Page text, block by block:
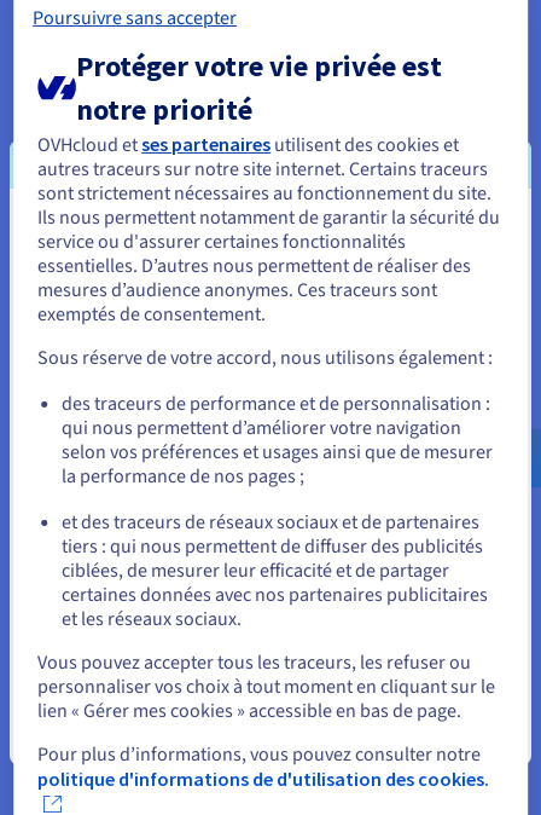
fournisseurs, les changements de prix inattendus ou les
exigences de résidence des données. Pour les applications
traitant des données personnelles ou financières, l'auto-
hébergement est souvent une nécessité de conformité plutôt
qu'une simple préférence.
APIs instantanées pour le Web et le Mobile
Appwrite fournit des SDK prêts à l'emploi pour le web, iOS,
Android, Flutter et les environnements côté serveur. Une fois
déployées sur votre VPS, vos applications peuvent
immédiatement se connecter aux points de terminaison
d'authentification, de base de données, de stockage et de
fonction sans écrire de code backend depuis le début. Cela
accélère considérablement le développement et permet aux
petites équipes de créer des applications complètes tout en
concentrant leurs efforts sur le frontend et l'expérience
utilisateur.
Infrastructure prête pour Docker
Appwrite est distribué et déployé entièrement via Docker,
rendant le processus d'installation cohérent et répétable à
travers différents environnements de serveur. Un VPS
compatible Docker vous permet de déployer Appwrite en
utilisant la commande d'installation officielle et de gérer les
conteneurs de la plateforme avec les outils Docker standards.
Les mises à jour sont appliquées en tirant de nouvelles
images, et les retours en arrière sont simples. Ce modèle
d'infrastructure simplifie les opérations et garantit que votre
Vous semblez être localisé en États-
Unis.
Pour commander, rendez-vous sur le site de votre pays (États-
Allez sur le site États-Unis
us.ovhcloud.com/
Anglais USD - $
ou
Rester sur le site actuel
Sélectionner un autre site web
Poursuivre sans accepter
Protéger votre vie privée est
notre priorité
OVHcloud etses partenaires utilisent des cookies et
autres traceurs sur notre site internet. Certains traceurs
sont strictement nécessaires au fonctionnement du site.
Ils nous permettent notamment de garantir la sécurité du
service ou d'assurer certaines fonctionnalités
essentielles. D’autres nous permettent de réaliser des
mesures d’audience anonymes. Ces traceurs sont
exemptés de consentement.
Sous réserve de votre accord, nous utilisons également :
des traceurs de performance et de personnalisation :
qui nous permettent d’améliorer votre navigation
selon vos préférences et usages ainsi que de mesurer
la performance de nos pages ;
et des traceurs de réseaux sociaux et de partenaires
tiers : qui nous permettent de diffuser des publicités
ciblées, de mesurer leur efficacité et de partager
certaines données avec nos partenaires publicitaires
et les réseaux sociaux.
Vous pouvez accepter tous les traceurs, les refuser ou
personnaliser vos choix à tout moment en cliquant sur le
lien « Gérer mes cookies » accessible en bas de page.
Pour plus d’informations, vous pouvez consulter notre
politique d'informations de d'utilisation des cookies.